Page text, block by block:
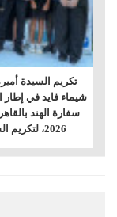
تكريم السيدة
2026، لتكريم السيدة/ أميرة أحمد فهمي، الحاصلة على "جائز